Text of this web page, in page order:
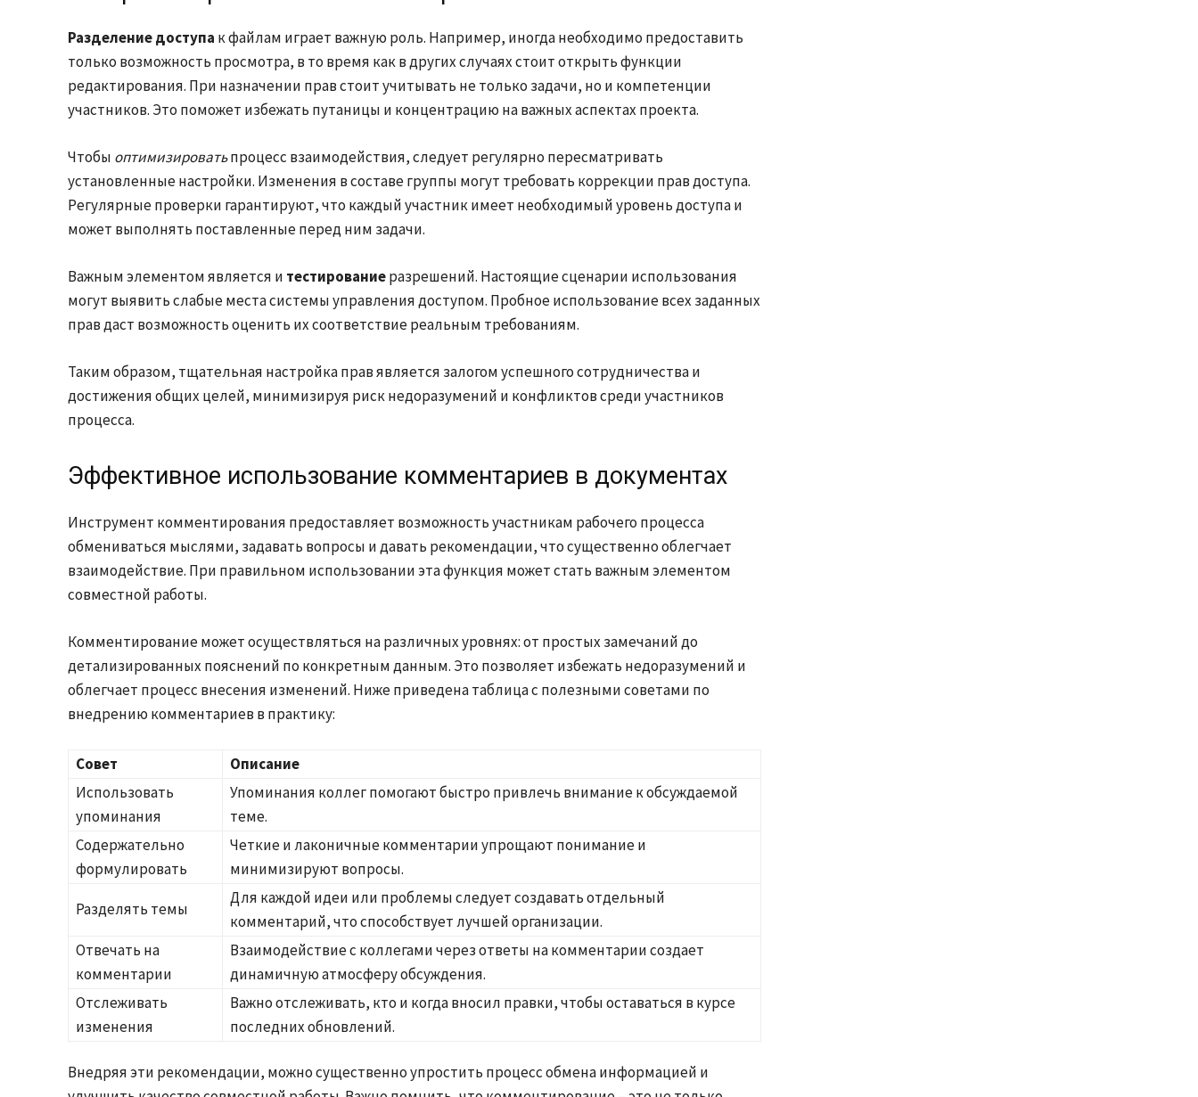
Разделение доступа к файлам играет важную роль. Например, иногда необходимо предоставить
только возможность просмотра, в то время как в других случаях стоит открыть функции
редактирования. При назначении прав стоит учитывать не только задачи, но и компетенции
участников. Это поможет избежать путаницы и концентрацию на важных аспектах проекта.
Чтобы оптимизироватьпроцесс взаимодействия, следует регулярно пересматривать
установленные настройки. Изменения в составе группы могут требовать коррекции прав доступа.
Регулярные проверки гарантируют, что каждый участник имеет необходимый уровень доступа и
может выполнять поставленные перед ним задачи.
Важным элементом является и тестированиеразрешений. Настоящие сценарии использования
могут выявить слабые места системы управления доступом. Пробное использование всех заданных
прав даст возможность оценить их соответствие реальным требованиям.
Таким образом, тщательная настройка прав является залогом успешного сотрудничества и
достижения общих целей, минимизируя риск недоразумений и конфликтов среди участников
процесса.
Эффективное использование комментариев в документах
Инструмент комментирования предоставляет возможность участникам рабочего процесса
обмениваться мыслями, задавать вопросы и давать рекомендации, что существенно облегчает
взаимодействие. При правильном использовании эта функция может стать важным элементом
совместной работы.
Комментирование может осуществляться на различных уровнях: от простых замечаний до
детализированных пояснений по конкретным данным. Это позволяет избежать недоразумений и
облегчает процесс внесения изменений. Ниже приведена таблица с полезными советами по
внедрению комментариев в практику:
Совет
Описание
Использовать
упоминания
Упоминания коллег помогают быстро привлечь внимание к обсуждаемой
теме.
Содержательно
формулировать
Четкие и лаконичные комментарии упрощают понимание и
минимизируют вопросы.
Разделять темы
Для каждой идеи или проблемы следует создавать отдельный
комментарий, что способствует лучшей организации.
Отвечать на
комментарии
Взаимодействие с коллегами через ответы на комментарии создает
динамичную атмосферу обсуждения.
Отслеживать
изменения
Важно отслеживать, кто и когда вносил правки, чтобы оставаться в курсе
последних обновлений.
Внедряя эти рекомендации, можно существенно упростить процесс обмена информацией и